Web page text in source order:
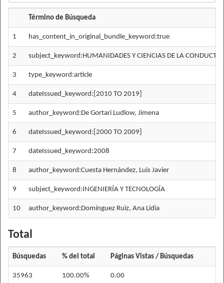
Término de Búsqueda
1 has_content_in_original_bundle_keyword:true
2 subject_keyword:HUMANIDADES Y CIENCIAS DE LA CONDUCTA
3 type_keyword:article
4 dateIssued_keyword:[2010 TO 2019]
5 author_keyword:De Gortari Ludlow, Jimena
6 dateIssued_keyword:[2000 TO 2009]
7 dateIssued_keyword:2008
8 author_keyword:Cuesta Hernández, Luis Javier
9 subject_keyword:INGENIERÍA Y TECNOLOGÍA
10 author_keyword:Domínguez Ruiz, Ana Lidia
Total
Búsquedas % del total Páginas Vistas / Búsquedas
35963 100.00% 0.00